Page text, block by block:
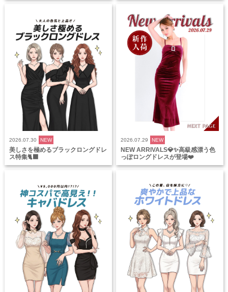
2026.07.30 NEW
美しさを極めるブラックロングドレ
ス特集🐈‍⬛
2026.07.29 NEW
NEW ARRIVALS💎✨高級感漂う色
っぽロングドレスが登場❤️